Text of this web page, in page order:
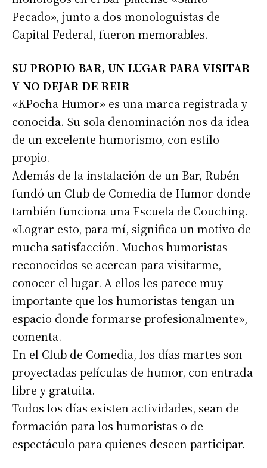
Suscribirme gratis
Dirección de correo electrónico*
Apellidos
Número de teléfono
Pecado», junto a dos monologuistas de
Capital Federal, fueron memorables.
SU PROPIO BAR, UN LUGAR PARA VISITAR
Y NO DEJAR DE REIR
«KPocha Humor» es una marca registrada y
conocida. Su sola denominación nos da idea
de un excelente humorismo, con estilo
propio.
Además de la instalación de un Bar, Rubén
fundó un Club de Comedia de Humor donde
también funciona una Escuela de Couching.
«Lograr esto, para mí, significa un motivo de
mucha satisfacción. Muchos humoristas
reconocidos se acercan para visitarme,
conocer el lugar. A ellos les parece muy
importante que los humoristas tengan un
espacio donde formarse profesionalmente»,
comenta.
En el Club de Comedia, los días martes son
proyectadas películas de humor, con entrada
libre y gratuita.
Todos los días existen actividades, sean de
formación para los humoristas o de
espectáculo para quienes deseen participar.